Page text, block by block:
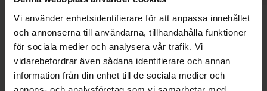
Vi använder enhetsidentifierare för att anpassa innehållet
och annonserna till användarna, tillhandahålla funktioner
för sociala medier och analysera vår trafik. Vi
vidarebefordrar även sådana identifierare och annan
information från din enhet till de sociala medier och
annons- och analysföretag som vi samarbetar med.
Relaterede produkter